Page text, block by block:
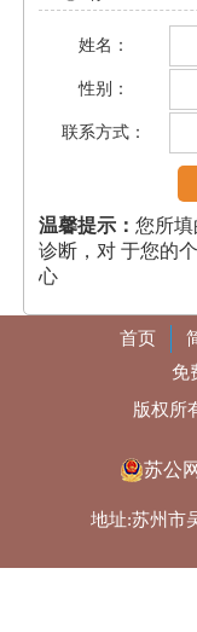
姓名：
性别：
联系方式：
温馨提示：您所
诊断，对 于您的
心
首页
免
版权所
苏公
地址:苏州市